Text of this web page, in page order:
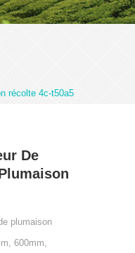
récolte 4c-t50a5
De
plumaison
600mm,